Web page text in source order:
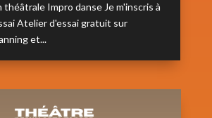
Impro danse Je m'inscris à
Atelier d'essai gratuit sur
et...